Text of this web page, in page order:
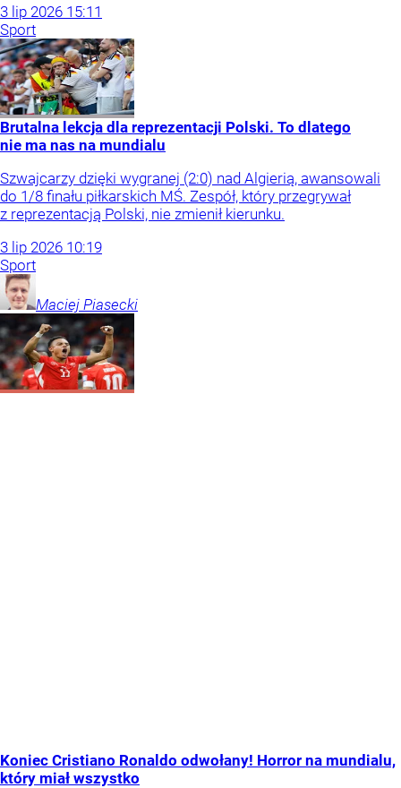
3 lip 2026 15:11
Sport
Brutalna lekcja dla reprezentacji Polski. To dlatego
nie ma nas na mundialu
Szwajcarzy dzięki wygranej (2:0) nad Algierią, awansowali
do 1/8 finału piłkarskich MŚ. Zespół, który przegrywał
z reprezentacją Polski, nie zmienił kierunku.
3 lip 2026 10:19
Sport
Maciej Piasecki
Koniec Cristiano Ronaldo odwołany! Horror na mundialu,
który miał wszystko